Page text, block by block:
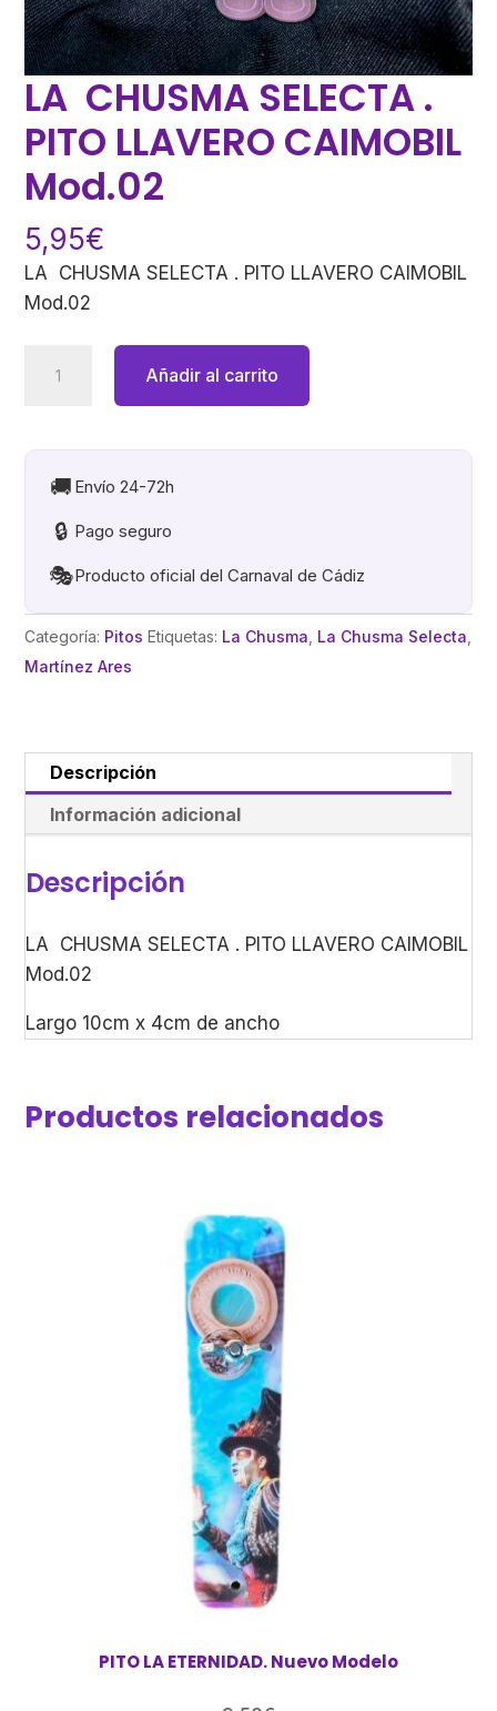
LA CHUSMA SELECTA .
PITO LLAVERO CAIMOBIL
Mod.02
5,95€
LA CHUSMA SELECTA . PITO LLAVERO CAIMOBIL
Mod.02
CHUSMA
.
PITO
Mod.02
cantidad
Añadir al carrito
🚚 Envío 24-72h
🔒 Pago seguro
🎭Producto oficial del Carnaval de Cádiz
Categoría: Pitos Etiquetas: La Chusma La Chusma Selecta
Martínez Ares
Descripción
Información adicional
Descripción
LA CHUSMA SELECTA . PITO LLAVERO CAIMOBIL
Mod.02
Largo 10cm x 4cm de ancho
Productos relacionados
PITO LA ETERNIDAD. Nuevo Modelo